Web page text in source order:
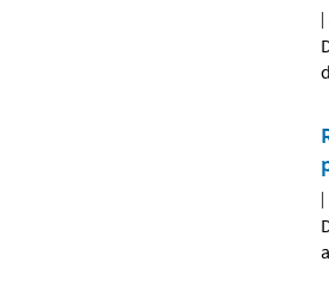
|
|